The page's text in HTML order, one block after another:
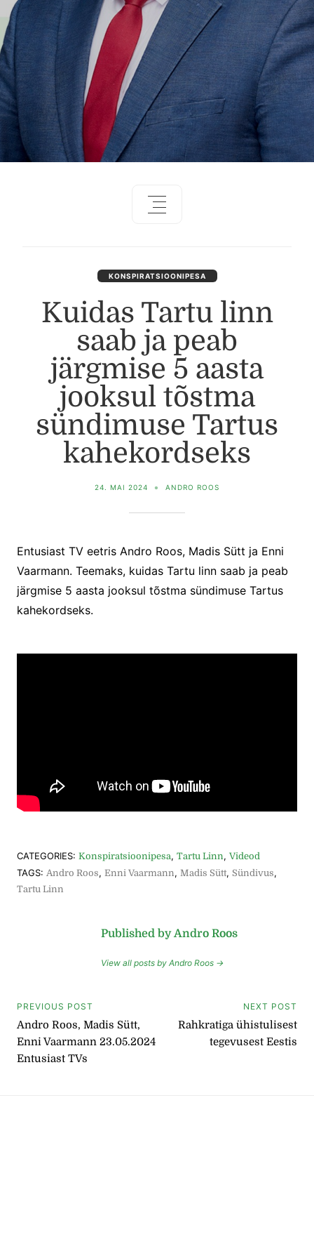
KONSPIRATSIOONIPESA
Kuidas Tartu linn
saab ja peab
järgmise 5 aasta
jooksul tõstma
sündimuse Tartus
kahekordseks
24. MAI 2024 ANDRO ROOS
Entusiast TV eetris Andro Roos, Madis Sütt ja Enni
Vaarmann. Teemaks, kuidas Tartu linn saab ja peab
järgmise 5 aasta jooksul tõstma sündimuse Tartus
kahekordseks.
CATEGORIES: Konspiratsioonipesa, Tartu Linn, Videod
TAGS: Andro Roos, Enni Vaarmann, Madis Sütt, Sündivus,
Tartu Linn
Published by Andro Roos
View all posts by Andro Roos →
Navigeerimine
PREVIOUS POST
Andro Roos, Madis Sütt,
Enni Vaarmann 23.05.2024
Entusiast TVs
NEXT POST
Rahkratiga ühistulisest
tegevusest Eestis